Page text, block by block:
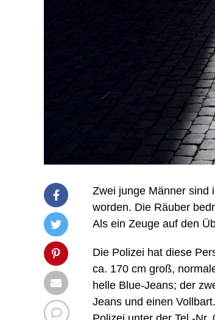
Zwei junge Männer sind
worden. Die Räuber
Als ein Zeuge auf den
Die Polizei hat diese
ca. 170 cm groß,
helle Blue-Jeans; der
Jeans und einen